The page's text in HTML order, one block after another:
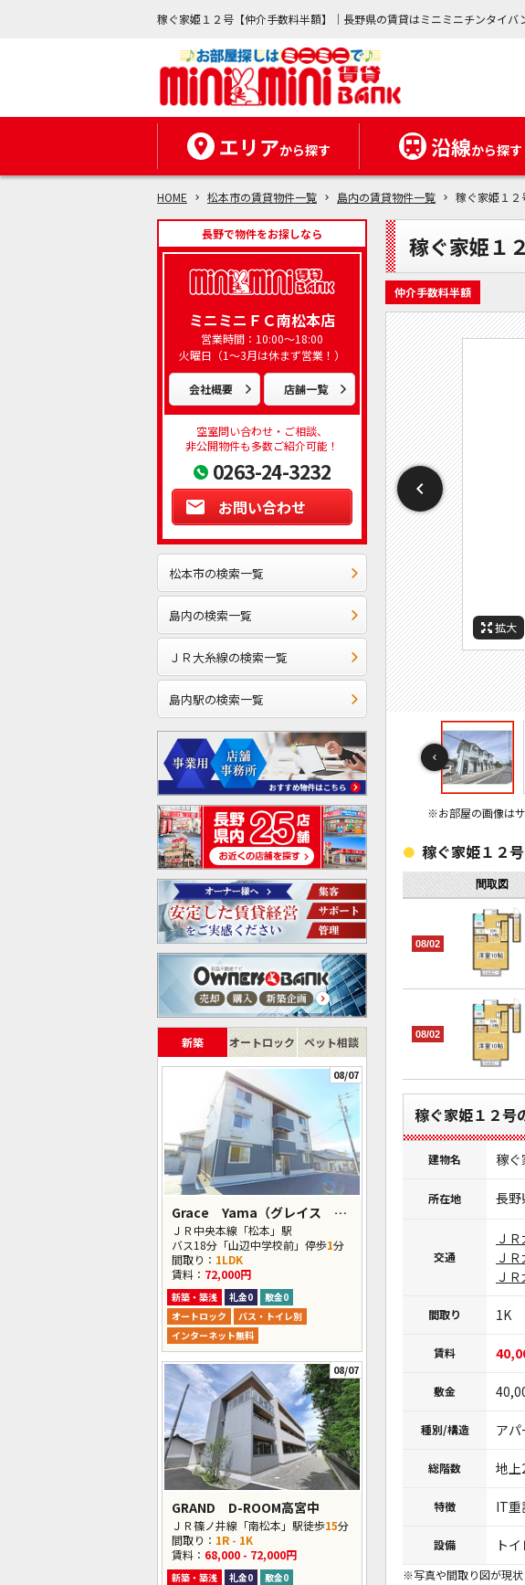
稼ぐ家姫１２号【仲介手数料半額】｜長野県の賃貸はミニミニチンタイバ
エリアから探す 沿線から探す
HOME 松本市の賃貸物件一覧 島内の賃貸物件一覧 稼ぐ家姫１２
長野で物件をお探しなら
ミニミニＦＣ南松本店
営業時間：10:00～18:00
火曜日（1～3月は休まず営業！）
会社概要 店舗一覧
空室問い合わせ・ご相談、
非公開物件も多数ご紹介可能！
0263-24-3232
お問い合わせ
松本市の検索一覧
島内の検索一覧
ＪＲ大糸線の検索一覧
島内駅の検索一覧
新築 オートロック ペット相談
08/07
Grace Yama（グレイス ヤマ）
ＪＲ中央本線「松本」駅
バス18分「山辺中学校前」停歩1分
間取り： 1LDK
賃料： 72,000円
新築・築浅 礼金0
敷金0
オートロック
バス・トイレ別
インターネット無料
08/07
GRAND D-ROOM高宮中
ＪＲ篠ノ井線「南松本」駅徒歩15分
間取り： 1R - 1K
賃料： 68,000 - 72,000円
新築・築浅 礼金0
敷金0
稼ぐ家姫１
仲介手数料半額
拡大
拡大
拡大
拡大
拡大
拡大
拡大
拡大
拡大
拡大
拡大
拡大
拡大
拡大
拡大
拡大
拡大
拡大
拡大
拡大
拡大
拡大
拡大
拡大
拡大
拡大
拡大
拡大
拡大
※お部屋の画像は
稼ぐ家姫１２
間取図
08/02
08/02
稼ぐ家姫１２号
建物名 稼
所在地 長野
交通
Ｊ
Ｊ
Ｊ
間取り 1K
賃料
敷金
種別/構造 ア
総階数 地上
特徴 IT重
設備 ト
※写真や間取り図が現状